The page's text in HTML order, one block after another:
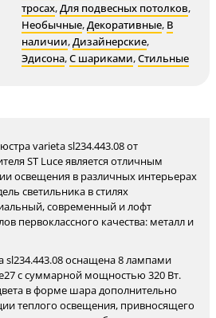
тросах,Для подвесных потолков,
Необычные,Декоративные, В
наличии,Дизайнерские,
Эдисона,С шариками,Стильные
varieta sl234.443.08 от
ST Luce является отличным
освещения в различных интерьерах
светильника в стилях
современный и лофт
первоклассного качества: металл и
sl234.443.08 оснащена 8 лампами
с суммарной мощностью 320 Вт.
в форме шара дополнительно
теплого освещения, привносящего